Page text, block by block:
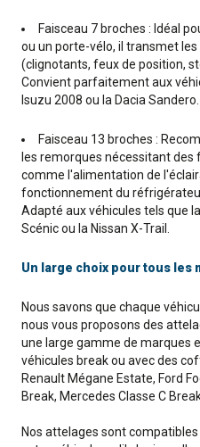
Faisceau 7 broches : Idéal
ou un porte-vélo, il transmet
(clignotants, feux de position,
Convient parfaitement aux
Isuzu 2008 ou la Dacia Sandero.
Faisceau 13 broches :
les remorques nécessitant
comme l'alimentation de
fonctionnement du
Adapté aux véhicules tels que
Scénic ou la Nissan X-Trail.
Un large choix pour tous les
Nous savons que chaque
nous vous proposons des
une large gamme de marques
véhicules break ou avec des
Renault Mégane Estate, Ford
Break, Mercedes Classe C
Nos attelages sont